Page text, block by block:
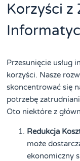
Korzyści z
Przesunięcie usług
korzyści. Nasze
skoncentrować się
potrzebę
Oto niektóre z
Redukcja
może
ekonomiczny